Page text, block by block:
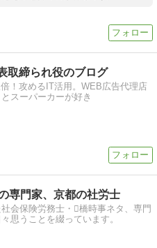
取締られ役のブログ
！攻めるIT活用。WEB広告代理店
スーパーカーが好き
専門家、京都の社労士
会保険労務士・橋時事ネタ、専門
思うことを綴っています。